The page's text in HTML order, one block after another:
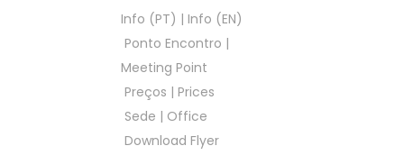
Info (PT) | Info (EN)
Ponto Encontro |
Meeting Point
Preços | Prices
Sede | Office
Download Flyer